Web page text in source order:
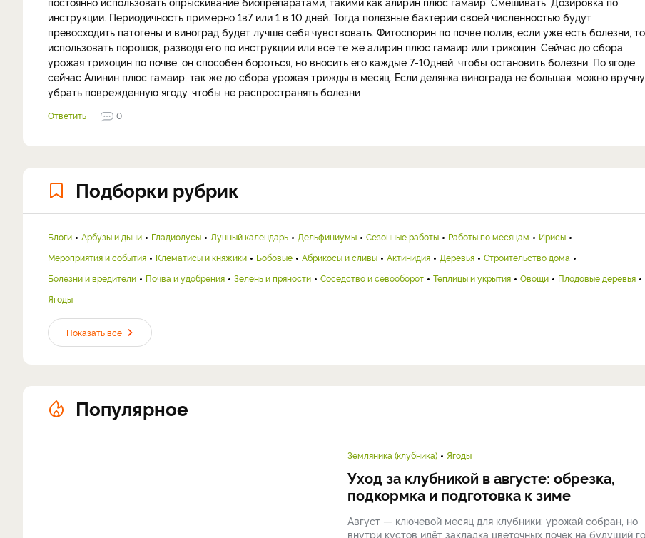
инструкции. Периодичность примерно 1в7 или 1 в 10 дней. Тогда полезные бактерии своей численностью будут
превосходить патогены и виноград будет лучше себя чувствовать. Фитоспорин по почве полив, если уже есть болезни, то
использовать порошок, разводя его по инструкции или все те же алирин плюс гамаир или трихоцин. Сейчас до сбора
урожая трихоцин по почве, он способен бороться, но вносить его каждые 7-10дней, чтобы остановить болезни. По ягоде
сейчас Алинин плюс гамаир, так же до сбора урожая трижды в месяц. Если делянка винограда не большая, можно
убрать поврежденную ягоду, чтобы не распространять болезни
Ответить 0
Подборки рубрик
Блоги Арбузы и дыни Гладиолусы Лунный календарь Дельфиниумы Сезонные работы Работы по месяцам
Ирисы
Мероприятия и события
Клематисы и княжики Бобовые Абрикосы и сливы Актинидия Деревья
Строительство дома
Болезни и вредители
Почва и удобрения Зелень и пряности Соседство и севооборот Теплицы и укрытия Овощи
Плодовые деревья
Ягоды
Показать все
Популярное
Земляника (клубника) Ягоды
Уход за клубникой в августе: обрезка,
подкормка и подготовка к зиме
Август — ключевой месяц для клубники: урожай собран, но
внутри кустов идёт закладка цветочных почек на будущий